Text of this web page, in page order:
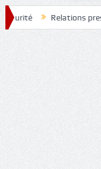
Relations presse